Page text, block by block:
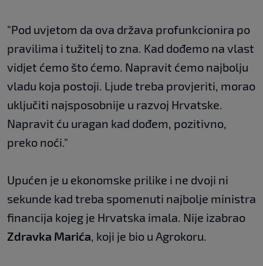
"Pod uvjetom da ova država profunkcionira po
pravilima i tužitelj to zna. Kad dođemo na vlast
vidjet ćemo što ćemo. Napravit ćemo najbolju
vladu koja postoji. Ljude treba provjeriti, morao
uključiti najsposobnije u razvoj Hrvatske.
Napravit ću uragan kad dođem, pozitivno,
preko noći."
Upućen je u ekonomske prilike i ne dvoji ni
sekunde kad treba spomenuti najbolje ministra
financija kojeg je Hrvatska imala. Nije izabrao
Zdravka Marića, koji je bio u Agrokoru.